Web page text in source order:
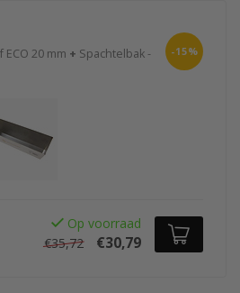
20 mm + Spachtelbak -
-15%
Op voorraad
€35,72
€30,79